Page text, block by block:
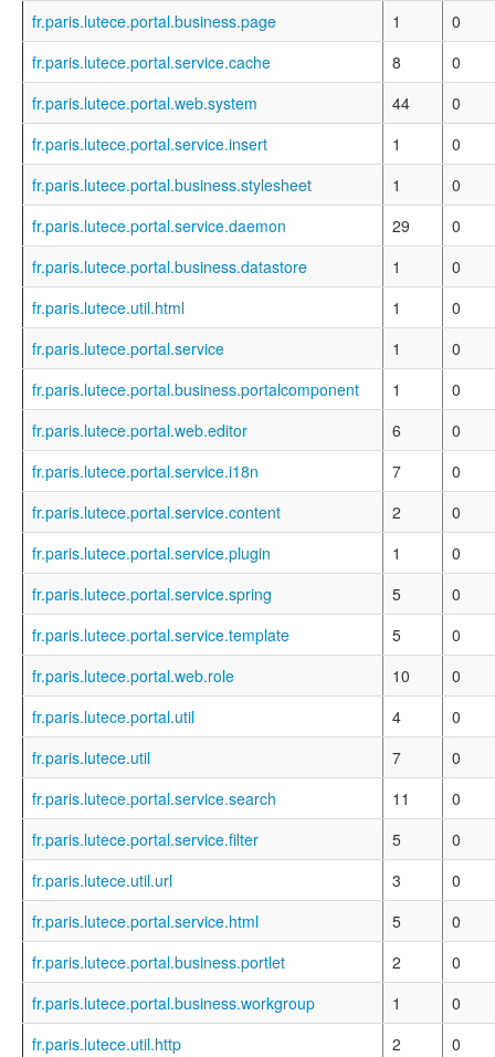
fr.paris.lutece.portal.business.page
1
0
fr.paris.lutece.portal.service.cache
8
0
fr.paris.lutece.portal.web.system
44
0
fr.paris.lutece.portal.service.insert
1
0
fr.paris.lutece.portal.business.stylesheet
1
0
fr.paris.lutece.portal.service.daemon
29
0
fr.paris.lutece.portal.business.datastore
1
0
fr.paris.lutece.util.html
1
0
fr.paris.lutece.portal.service
1
0
fr.paris.lutece.portal.business.portalcomponent
1
0
fr.paris.lutece.portal.web.editor
6
0
fr.paris.lutece.portal.service.i18n
7
0
fr.paris.lutece.portal.service.content
2
0
fr.paris.lutece.portal.service.plugin
1
0
fr.paris.lutece.portal.service.spring
5
0
fr.paris.lutece.portal.service.template
5
0
fr.paris.lutece.portal.web.role
10
0
fr.paris.lutece.portal.util
4
0
fr.paris.lutece.util
7
0
fr.paris.lutece.portal.service.search
11
0
fr.paris.lutece.portal.service.filter
5
0
fr.paris.lutece.util.url
3
0
fr.paris.lutece.portal.service.html
5
0
fr.paris.lutece.portal.business.portlet
2
0
fr.paris.lutece.portal.business.workgroup
1
0
fr.paris.lutece.util.http
2
0